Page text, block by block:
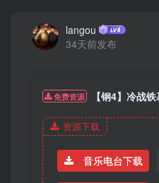
langou
34天前发布
免费资源 【钢4】冷战
资源下载
音乐电台下载